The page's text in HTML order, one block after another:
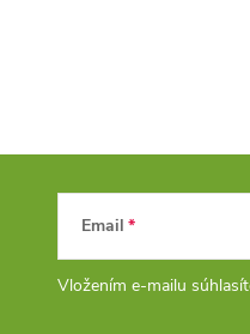
Email
Vložením e-mailu